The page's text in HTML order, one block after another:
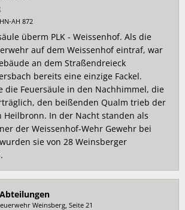
AH 872
überm PLK - Weissenhof. Als die
auf dem Weissenhof eintraf, war
an dem Straßendreieck
bereits eine einzige Fackel.
die Feuersäule in den Nachhimmel, die
den beißenden Qualm trieb der
Heilbronn. In der Nacht standen als
der Weissenhof-Wehr Gewehr bei
sie von 28 Weinsberger
Weinsberg, Seite 21